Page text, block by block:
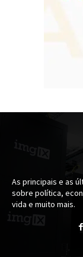
As principais e as
sobre política,
vida e muito mais.